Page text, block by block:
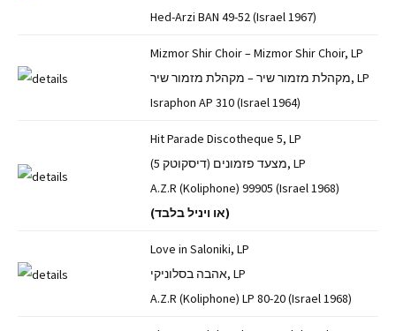
Hed-Arzi BAN 49-52 (Israel 1967)
Mizmor Shir Choir – Mizmor Shir Choir, LP
מקהלת מזמור שיר – מקהלת מזמור שיר, LP
Israphon AP 310 (Israel 1964)
Hit Parade Discotheque 5, LP
מצעד פזמונים (דיסקוטק 5), LP
A.Z.R (Koliphone) 99905 (Israel 1968)
(או ויניל בלבד)
Love in Saloniki, LP
אהבה בסלוניקי, LP
A.Z.R (Koliphone) LP 80-20 (Israel 1968)